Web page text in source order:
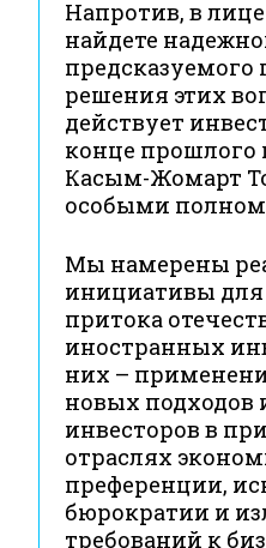
Напротив, в
найдете
предсказуемого
решения этих
действует
конце прошлого
Касым-Жомарт
особыми
Мы намерены
инициативы
притока
иностранных
них –
новых подходов
инвесторов в
отраслях
преференции,
бюрократии и
требований к